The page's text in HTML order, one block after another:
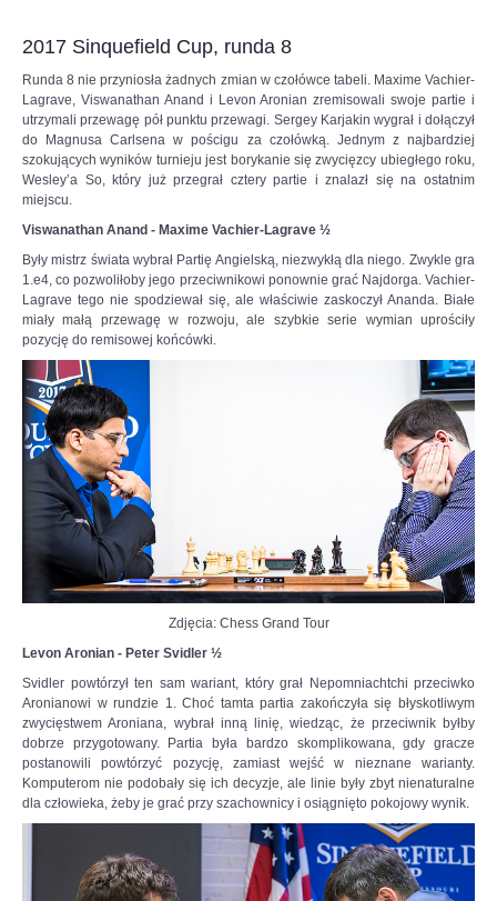
Turnieju
ostatniego
etapu
eliminacji
meczu
mistrzostwo
w
szachach
klasycznych.
będą
piekielnie
trudne
zmagania,
ale
Duda
gotowy
podjąć
wyzwanie.
przejść
zdrowia”
i
nie
pomylić
się
ani
razu.
2017 Sinquefield Cup, runda 8
Runda 8 nie przyniosła żadnych zmian w czołówce tabeli. Maxime Vachier-
Lagrave, Viswanathan Anand i Levon Aronian zremisowali swoje partie i
utrzymali przewagę pół punktu przewagi. Sergey Karjakin wygrał i dołączył
do Magnusa Carlsena w pościgu za czołówką. Jednym z najbardziej
szokujących wyników turnieju jest borykanie się zwycięzcy ubiegłego roku,
Wesley’a So, który już przegrał cztery partie i znalazł się na ostatnim
miejscu.
Viswanathan Anand - Maxime Vachier-Lagrave ½
Były mistrz świata wybrał Partię Angielską, niezwykłą dla niego. Zwykle gra
1.e4, co pozwoliłoby jego przeciwnikowi ponownie grać Najdorga. Vachier-
Lagrave tego nie spodziewał się, ale właściwie zaskoczył Ananda. Białe
miały małą przewagę w rozwoju, ale szybkie serie wymian uprościły
pozycję do remisowej końcówki.
Zdjęcia: Chess Grand Tour
Levon Aronian - Peter Svidler ½
Svidler powtórzył ten sam wariant, który grał Nepomniachtchi przeciwko
Aronianowi w rundzie 1. Choć tamta partia zakończyła się błyskotliwym
zwycięstwem Aroniana, wybrał inną linię, wiedząc, że przeciwnik byłby
dobrze przygotowany. Partia była bardzo skomplikowana, gdy gracze
postanowili powtórzyć pozycję, zamiast wejść w nieznane warianty.
Komputerom nie podobały się ich decyzje, ale linie były zbyt nienaturalne
dla człowieka, żeby je grać przy szachownicy i osiągnięto pokojowy wynik.